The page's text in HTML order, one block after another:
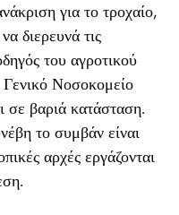
για το τροχαίο,
διερευνά τις
του αγροτικού
Γενικό Νοσοκομείο
σε βαριά κατάσταση.
το συμβάν είναι
αρχές εργάζονται